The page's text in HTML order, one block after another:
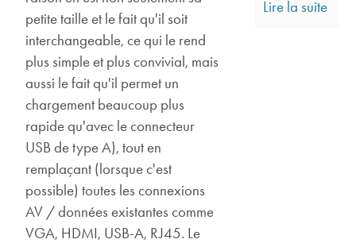
petite taille et le fait qu'il soit
interchangeable, ce qui le rend
plus simple et plus convivial, mais
aussi le fait qu'il permet un
chargement beaucoup plus
rapide qu'avec le connecteur
USB de type A), tout en
remplaçant (lorsque c'est
possible) toutes les connexions
AV / données existantes comme
VGA, HDMI, USB-A, RJ45. Le
Lire la suite